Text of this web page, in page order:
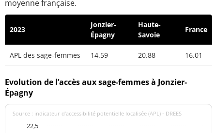
moyenne française.
2023
Jonzier-
Épagny
Haute-
Savoie
France
APL des sage-femmes 14.59 20.88 16.01
Evolution de l’accès aux sage-femmes à Jonzier-
Épagny
Source : indicateur d’accessibilité potentielle localisée (APL) - DREES
22,5